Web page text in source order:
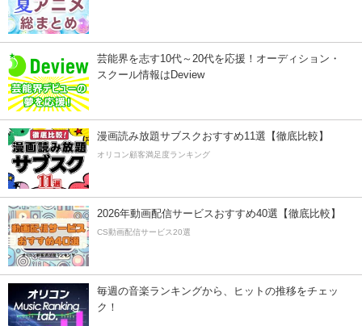
芸能界を志す10代～20代を応援！オーディション・
スクール情報はDeview
漫画読み放題サブスクおすすめ11選【徹底比較】
オリコン顧客満足度ランキング
2026年動画配信サービスおすすめ40選【徹底比較】
CS動画配信サービス20選
毎週の音楽ランキングから、ヒットの推移をチェッ
ク！